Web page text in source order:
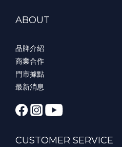
ABOUT
品牌介紹
商業合作
門市據點
最新消息
CUSTOMER SERVICE